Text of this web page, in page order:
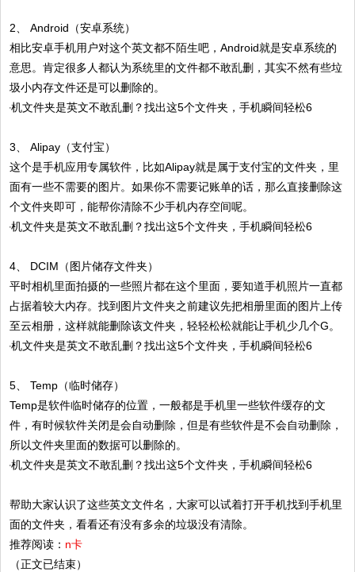
2、 Android（安卓系统）
相比安卓手机用户对这个英文都不陌生吧，Android就是安卓系统的
意思。肯定很多人都认为系统里的文件都不敢乱删，其实不然有些垃
圾小内存文件还是可以删除的。
3、 Alipay（支付宝）
这个是手机应用专属软件，比如Alipay就是属于支付宝的文件夹，里
面有一些不需要的图片。如果你不需要记账单的话，那么直接删除这
个文件夹即可，能帮你清除不少手机内存空间呢。
4、 DCIM（图片储存文件夹）
平时相机里面拍摄的一些照片都在这个里面，要知道手机照片一直都
占据着较大内存。找到图片文件夹之前建议先把相册里面的图片上传
至云相册，这样就能删除该文件夹，轻轻松松就能让手机少几个G。
5、 Temp（临时储存）
Temp是软件临时储存的位置，一般都是手机里一些软件缓存的文
件，有时候软件关闭是会自动删除，但是有些软件是不会自动删除，
所以文件夹里面的数据可以删除的。
帮助大家认识了这些英文文件名，大家可以试着打开手机找到手机里
面的文件夹，看看还有没有多余的垃圾没有清除。
推荐阅读： n卡
（正文已结束）